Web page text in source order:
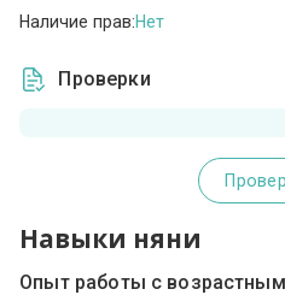
Наличие прав:Нет
Проверки
Навыки няни
Опыт работы с